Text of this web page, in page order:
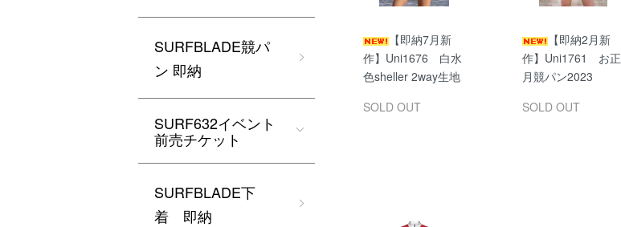
【即納7月新
作】Uni1676 白水
色sheller 2way生地
SOLD OUT
【即納2月新
作】Uni1761 お正
月競パン2023
SOLD OUT
SURFBLADE競パ
ン 即納
SURF632イベント
前売チケット
SURFBLADE下
着 即納